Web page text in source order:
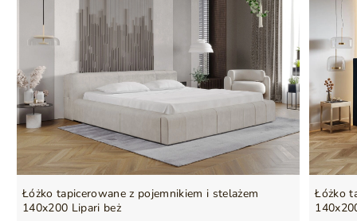
Łóżko tapicerowane z pojemnikiem i stelażem
140x200 Lipari beż
Łóżko